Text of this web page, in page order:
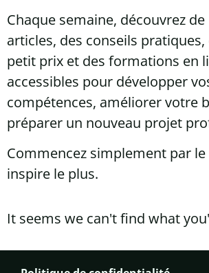
Chaque semaine, découvrez
articles, des conseils pratiques,
petit prix et des formations en
accessibles pour développer
compétences, améliorer votre
préparer un nouveau projet
Commencez simplement par
inspire le plus.
It seems we can't find what